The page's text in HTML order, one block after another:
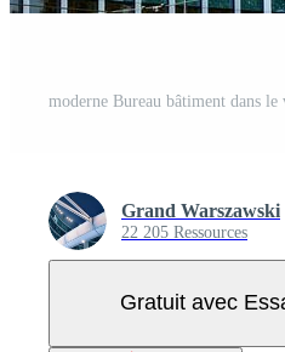
Grand Warszawski
22 205 Ressources
Gratuit avec